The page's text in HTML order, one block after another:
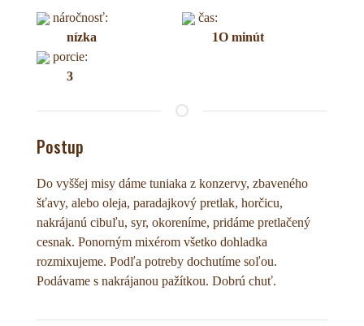
náročnosť:
nízka
čas:
1O minút
porcie:
3
Postup
Do vyššej misy dáme tuniaka z konzervy, zbaveného
šťavy, alebo oleja, paradajkový pretlak, horčicu,
nakrájanú cibuľu, syr, okoreníme, pridáme pretlačený
cesnak. Ponorným mixérom všetko dohladka
rozmixujeme. Podľa potreby dochutíme soľou.
Podávame s nakrájanou pažítkou. Dobrú chuť.